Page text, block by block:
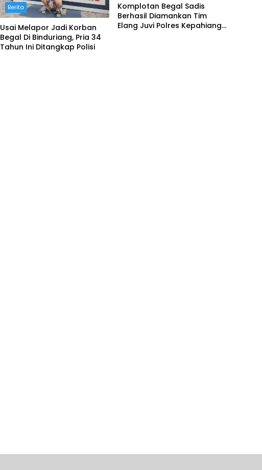
Berita
Usai Melapor Jadi Korban
Begal Di Binduriang, Pria 34
Tahun Ini Ditangkap Polisi
Komplotan Begal Sadis
Berhasil Diamankan Tim
Elang Juvi Polres Kepahiang,